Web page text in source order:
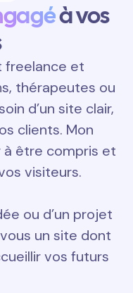
à vos
freelance et
thérapeutes ou
d’un site clair,
clients. Mon
être compris et
visiteurs.
ou d’un projet
un site dont
vos futurs